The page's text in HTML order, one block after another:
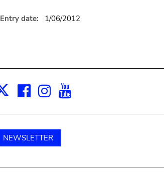
Entry date: 1/06/2012
X Facebook
Instagram
NEWSLETTER